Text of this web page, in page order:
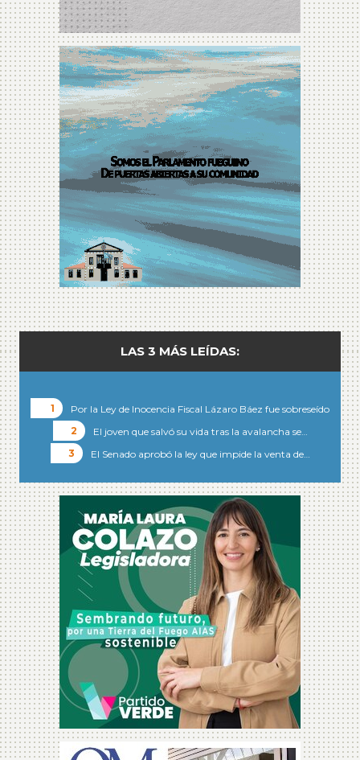
LAS 3 MÁS LEÍDAS:
Por la Ley de Inocencia Fiscal Lázaro Báez fue sobreseído
El joven que salvó su vida tras la avalancha se…
El Senado aprobó la ley que impide la venta de…